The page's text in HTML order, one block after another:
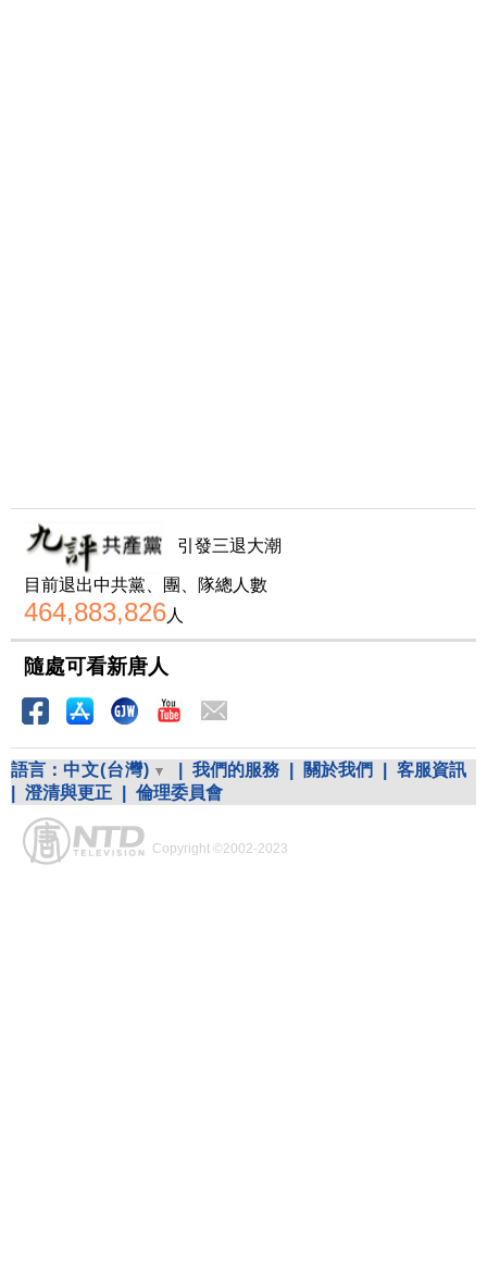
引發三退大潮
目前退出中共黨、團、隊總人數
464,883,826人
隨處可看新唐人
語言： 中文(台灣) 我們的服務 關於我們
客服資訊
澄清與更正 倫理委員會
Copyright ©2002-2023